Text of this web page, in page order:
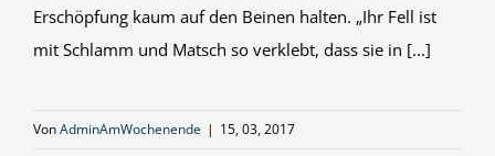
Erschöpfung kaum auf den Beinen halten. „Ihr Fell ist
mit Schlamm und Matsch so verklebt, dass sie in [...]
VonAdminAmWochenende | 15, 03, 2017